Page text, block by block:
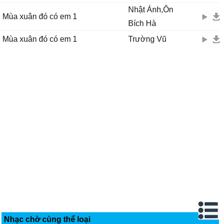
Mùa xuân đó có em 1
Nhật Ánh,Ôn
Bích Hà
Mùa xuân đó có em 1
Trường Vũ
Nhạc chờ cùng thể loại